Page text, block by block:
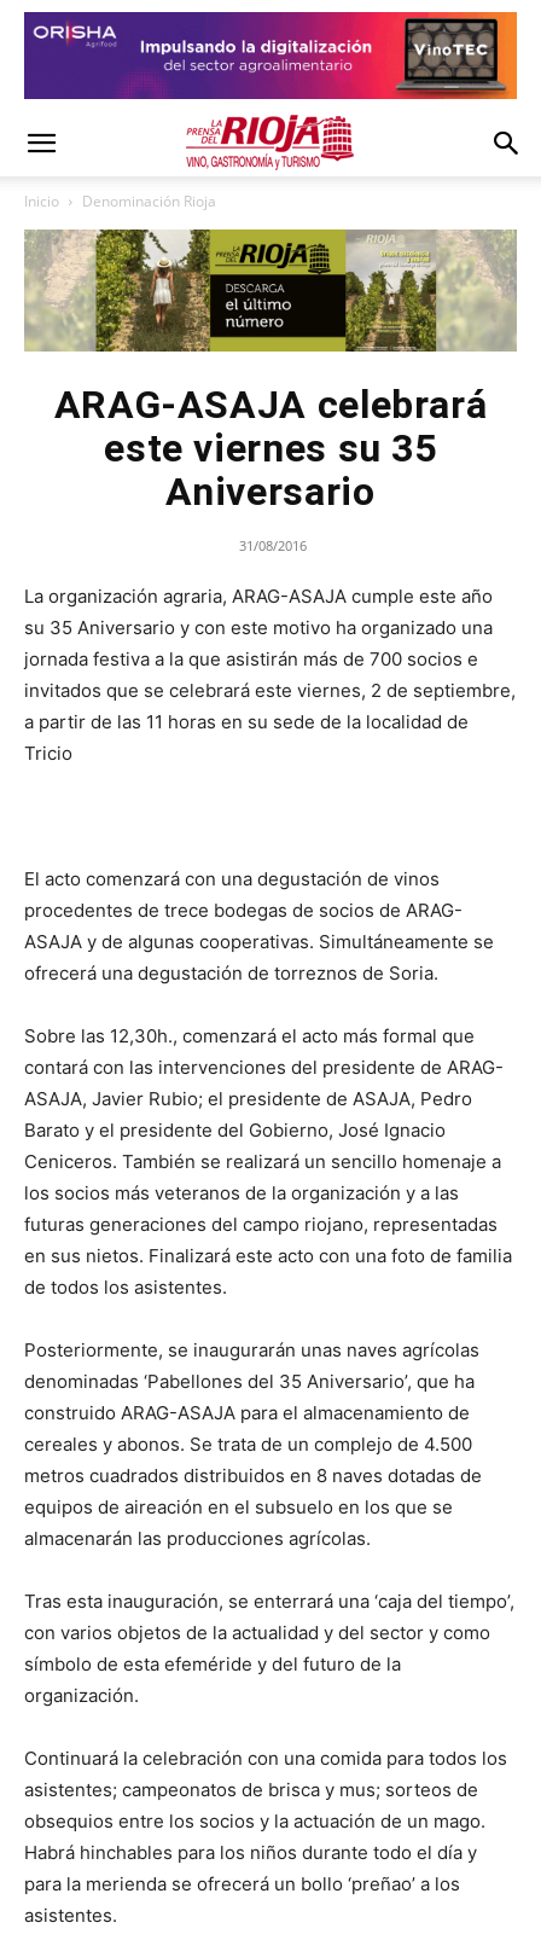
Inicio Denominación Rioja
ARAG-ASAJA celebrará
este viernes su 35
Aniversario
31/08/2016
La organización agraria, ARAG-ASAJA cumple este año
su 35 Aniversario y con este motivo ha organizado una
jornada festiva a la que asistirán más de 700 socios e
invitados que se celebrará este viernes, 2 de septiembre,
a partir de las 11 horas en su sede de la localidad de
Tricio
El acto comenzará con una degustación de vinos
procedentes de trece bodegas de socios de ARAG-
ASAJA y de algunas cooperativas. Simultáneamente se
ofrecerá una degustación de torreznos de Soria.
Sobre las 12,30h., comenzará el acto más formal que
contará con las intervenciones del presidente de ARAG-
ASAJA, Javier Rubio; el presidente de ASAJA, Pedro
Barato y el presidente del Gobierno, José Ignacio
Ceniceros. También se realizará un sencillo homenaje a
los socios más veteranos de la organización y a las
futuras generaciones del campo riojano, representadas
en sus nietos. Finalizará este acto con una foto de familia
de todos los asistentes.
Posteriormente, se inaugurarán unas naves agrícolas
denominadas ‘Pabellones del 35 Aniversario’, que ha
construido ARAG-ASAJA para el almacenamiento de
cereales y abonos. Se trata de un complejo de 4.500
metros cuadrados distribuidos en 8 naves dotadas de
equipos de aireación en el subsuelo en los que se
almacenarán las producciones agrícolas.
Tras esta inauguración, se enterrará una ‘caja del tiempo’,
con varios objetos de la actualidad y del sector y como
símbolo de esta efeméride y del futuro de la
organización.
Continuará la celebración con una comida para todos los
asistentes; campeonatos de brisca y mus; sorteos de
obsequios entre los socios y la actuación de un mago.
Habrá hinchables para los niños durante todo el día y
para la merienda se ofrecerá un bollo ‘preñao’ a los
asistentes.